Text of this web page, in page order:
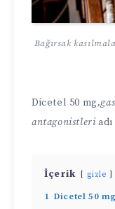
Bağırsak
Dicetel 50 mg
antagonistleri
İçerik gizle
1 Dicetel 50